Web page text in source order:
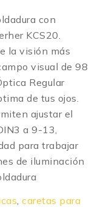
con
KCS20.
la visión más
visual de 98
Regular
de tus ojos.
ajustar el
a 9-13,
para trabajar
de iluminación
caretas para